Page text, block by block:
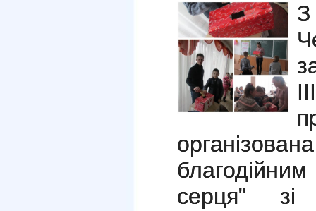
З
серця"